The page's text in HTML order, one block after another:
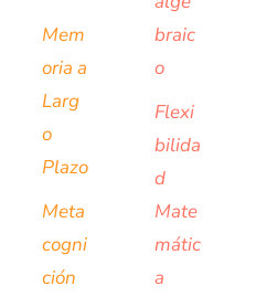
Mem
oria a
Larg
o
Plazo
Meta
cogni
ción
braic
o
Flexi
bilida
d
Mate
mátic
a